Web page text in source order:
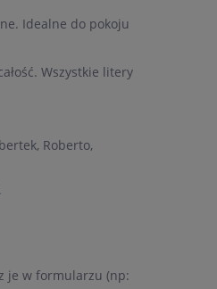
Idealne do pokoju
Wszystkie litery
Roberto,
je w formularzu (np: